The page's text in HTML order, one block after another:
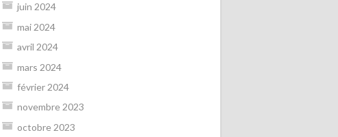
juin 2024
mai 2024
avril 2024
mars 2024
février 2024
novembre 2023
octobre 2023